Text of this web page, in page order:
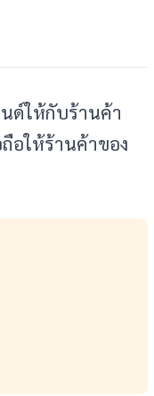
ด์ให้กับร้านค้า
อให้ร้านค้าของ